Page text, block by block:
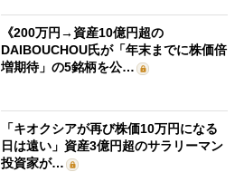
《200万円→資産10億円超の
DAIBOUCHOU氏が「年末までに株価倍
増期待」の5銘柄を公…
「キオクシアが再び株価10万円になる
日は遠い」資産3億円超のサラリーマン
投資家が…